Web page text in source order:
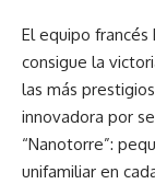
El equipo francés
consigue la
las más
innovadora por
“Nanotorre”:
unifamiliar en